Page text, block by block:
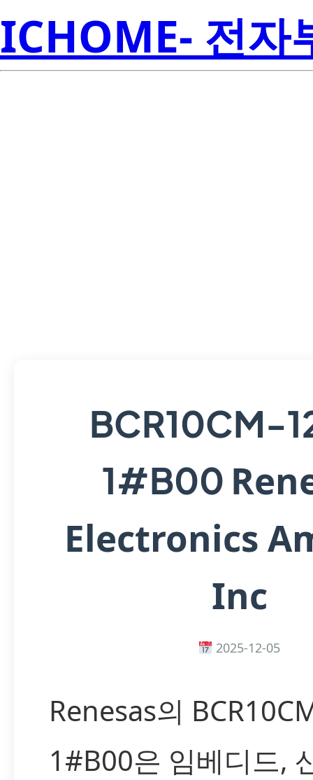
ICHOME- 전자
BCR10CM-
1#B00
Electronics
Inc
2025-12-05
Renesas의
1#B00은 임베디드,